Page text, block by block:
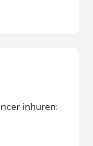
inhuren: